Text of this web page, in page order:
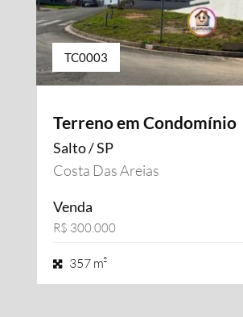
TC0003
Terreno em Condomínio
Salto / SP
Costa Das Areias
Venda
R$ 300.000
357 m²